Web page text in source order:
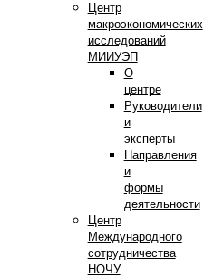
Центр
макроэкономических
исследований
МИИУЭП
О
центре
Руководители
и
эксперты
Направления
и
формы
деятельности
Центр
Международного
сотрудничества
НОЧУ